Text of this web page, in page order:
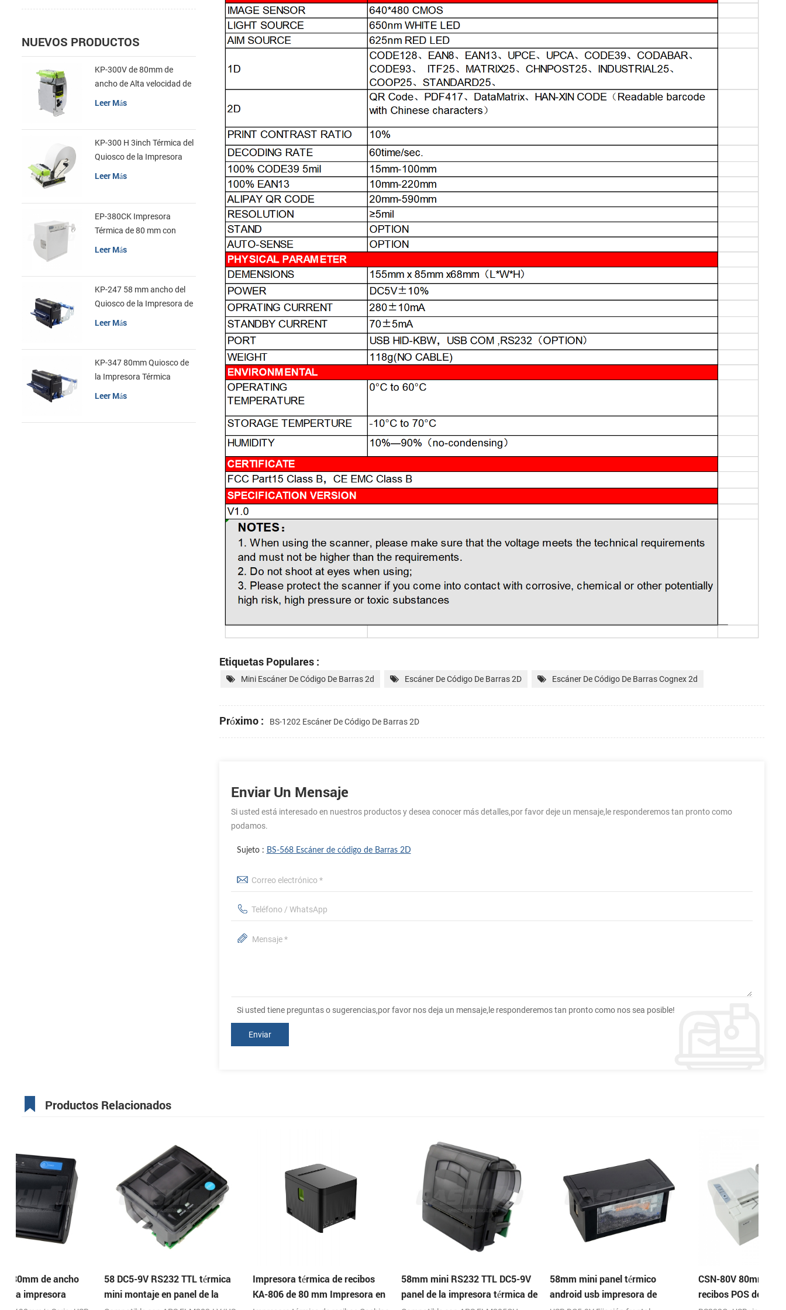
Etiquetas Populares :
Mini Escáner De Código De Barras 2d Escáner De Código De Barras 2D Escáner De Código De Barras Cognex 2d
Próximo : BS-1202 Escáner De Código De Barras 2D
Enviar Un Mensaje
Si usted está interesado en nuestros productos y desea conocer más detalles,por favor deje un mensaje,le responderemos tan pronto como
podamos.
Sujeto : BS-568 Escáner de código de Barras 2D
Si usted tiene preguntas o sugerencias,por favor nos deja un mensaje,le responderemos tan pronto como nos sea posible!
NUEVOS PRODUCTOS
KP-300V de 80mm de
ancho de Alta velocidad de
la Impresora Térmica del
Leer Más
KP-300 H 3inch Térmica del
Quiosco de la Impresora
Módulo de
Leer Más
EP-380CK Impresora
Térmica de 80 mm con
Leer Más
KP-247 58 mm ancho del
Quiosco de la Impresora de
Leer Más
KP-347 80mm Quiosco de
la Impresora Térmica
Leer Más
Productos Relacionados
58 DC5-9V RS232 TTL térmica
mini montaje en panel de la
Impresora térmica de recibos
KA-806 de 80 mm Impresora en
58mm mini RS232 TTL DC5-9V
panel de la impresora térmica de
58mm mini panel térmico
android usb impresora de
CSN-80V 80mm Térmica de
recibos POS de la Impresora en